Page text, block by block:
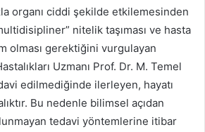
organı ciddi şekilde etkilemesinden
nitelik taşıması ve hasta
olması gerektiğini vurgulayan
Uzmanı Prof. Dr. M. Temel
edilmediğinde ilerleyen, hayatı
Bu nedenle bilimsel açıdan
tedavi yöntemlerine itibar